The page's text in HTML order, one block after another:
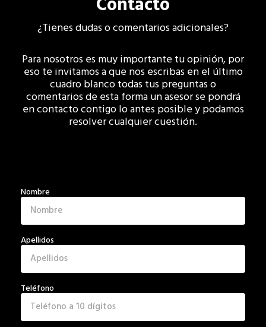
¿Tienes dudas o comentarios adicionales?
Para nosotros es muy importante tu opinión, por
eso te invitamos a que nos escribas en el último
cuadro blanco todas tus preguntas o
comentarios de esta forma un asesor se pondrá
en contacto contigo lo antes posible y podamos
resolver cualquier cuestión.
Nombre
Apellidos
Teléfono